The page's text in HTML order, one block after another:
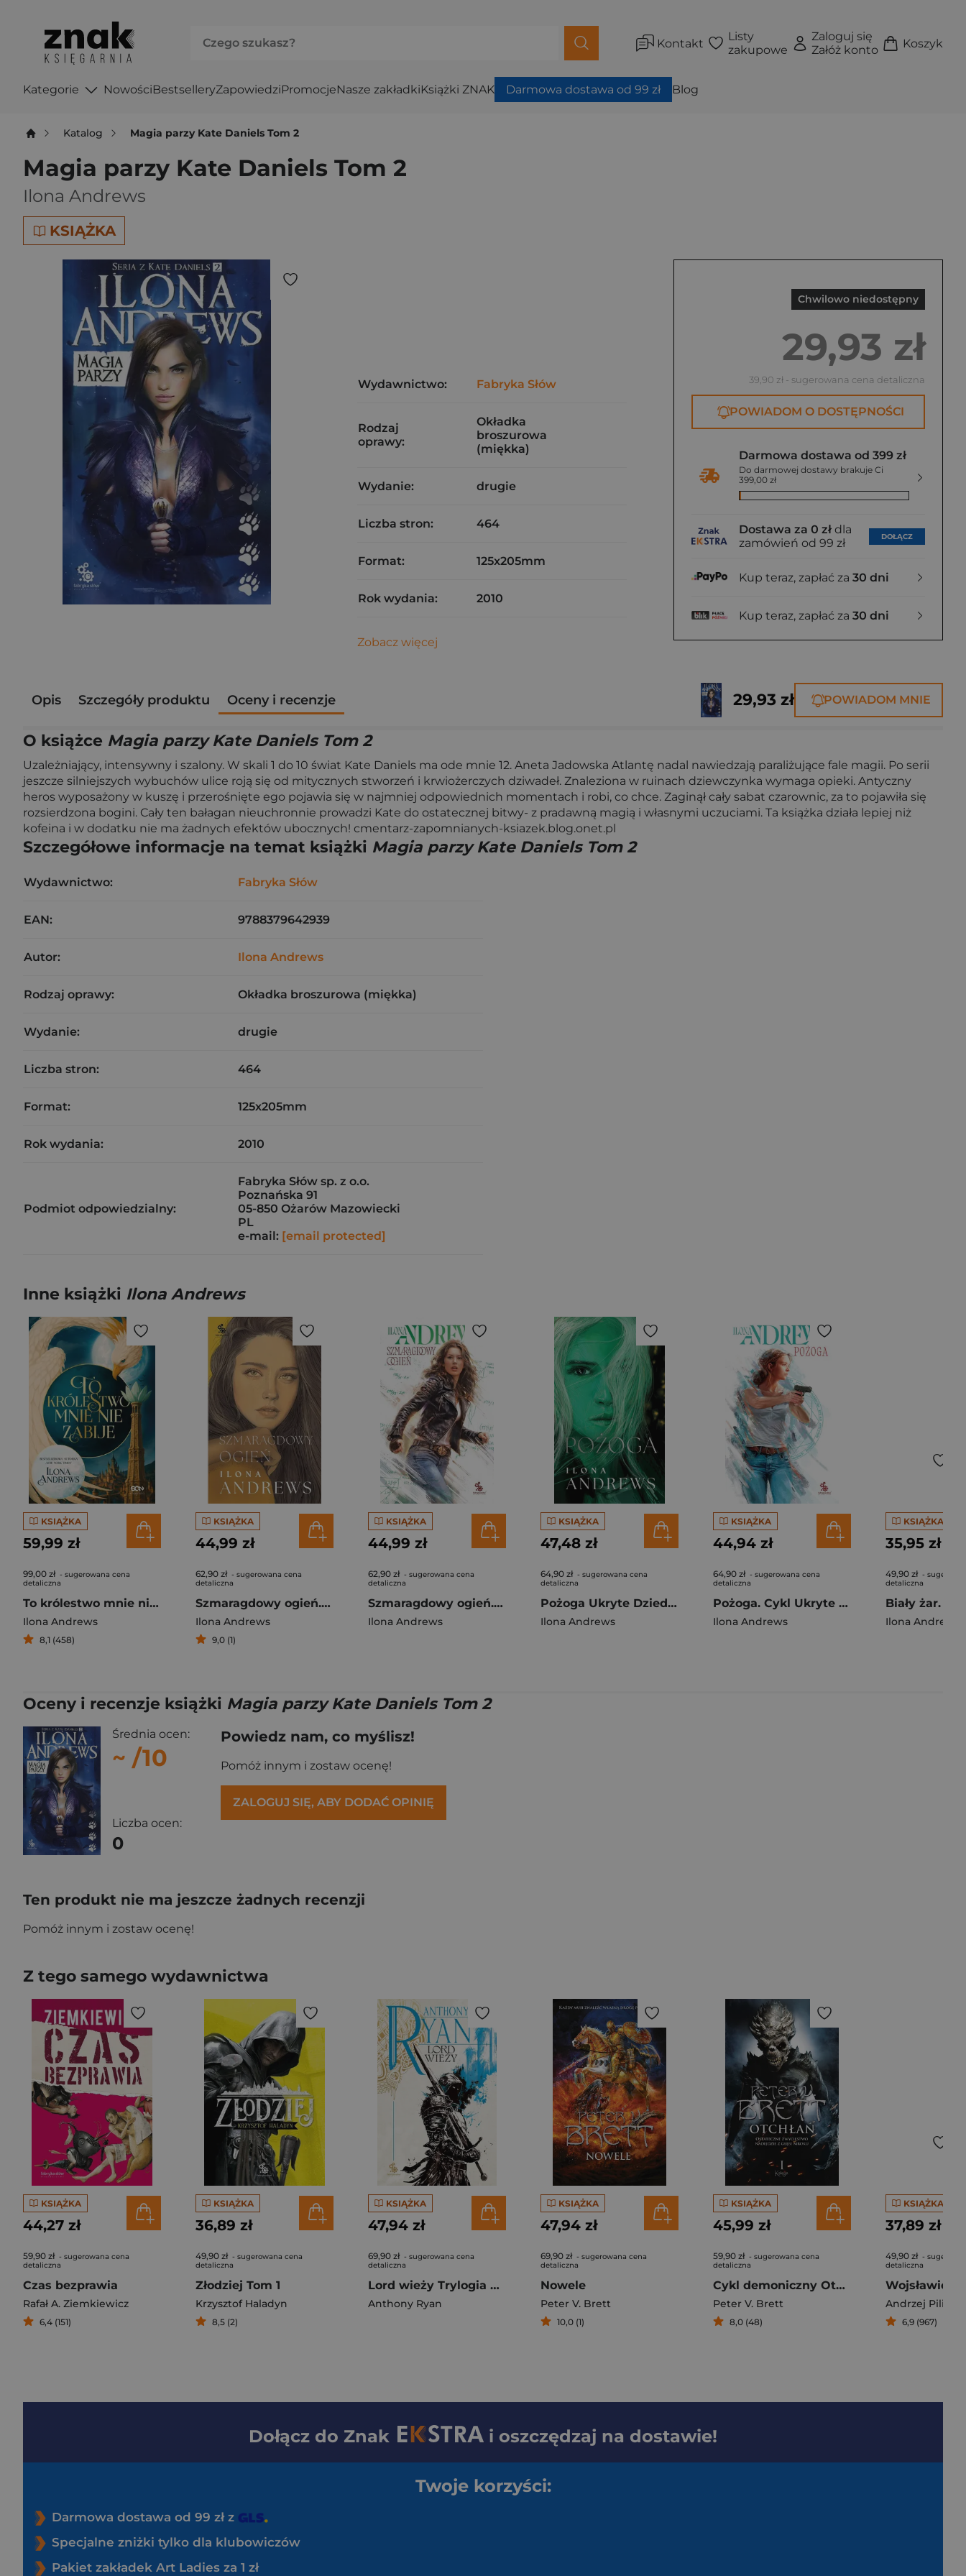
Kontakt
Listy
zakupowe
Zaloguj się
Załóż konto
Koszyk
Kategorie NowościBestselleryZapowiedziPromocjeNasze zakładkiKsiążki ZNAK Darmowa dostawa od 99 zł Blog
Katalog Magia parzy Kate Daniels Tom 2
Magia parzy Kate Daniels Tom 2
Ilona Andrews
KSIĄŻKA
Chwilowo niedostępny
29,93 zł
39,90 zł - sugerowana cena detaliczna
POWIADOM O DOSTĘPNOŚCI
Darmowa dostawa od 399 zł
Do darmowej dostawy brakuje Ci
399,00 zł
Dostawa za 0 zł dla
zamówień od 99 zł
DOŁĄCZ
Kup teraz, zapłać za 30 dni
Kup teraz, zapłać za 30 dni
Wydawnictwo: Fabryka Słów
Rodzaj
oprawy:
Okładka
broszurowa
(miękka)
Wydanie: drugie
Liczba stron: 464
Format: 125x205mm
Rok wydania: 2010
Zobacz więcej
Opis Szczegóły produktu Oceny i recenzje 29,93 zł POWIADOM MNIE
O książce Magia parzy Kate Daniels Tom 2
Uzależniający, intensywny i szalony. W skali 1 do 10 świat Kate Daniels ma ode mnie 12. Aneta Jadowska Atlantę nadal nawiedzają paraliżujące fale magii. Po serii
jeszcze silniejszych wybuchów ulice roją się od mitycznych stworzeń i krwiożerczych dziwadeł. Znaleziona w ruinach dziewczynka wymaga opieki. Antyczny
heros wyposażony w kuszę i przerośnięte ego pojawia się w najmniej odpowiednich momentach i robi, co chce. Zaginął cały sabat czarownic, za to pojawiła się
rozsierdzona bogini. Cały ten bałagan nieuchronnie prowadzi Kate do ostatecznej bitwy- z pradawną magią i własnymi uczuciami. Ta książka działa lepiej niż
kofeina i w dodatku nie ma żadnych efektów ubocznych! cmentarz-zapomnianych-ksiazek.blog.onet.pl
Szczegółowe informacje na temat książki Magia parzy Kate Daniels Tom 2
Wydawnictwo: Fabryka Słów
EAN: 9788379642939
Autor: Ilona Andrews
Rodzaj oprawy: Okładka broszurowa (miękka)
Wydanie: drugie
Liczba stron: 464
Format: 125x205mm
Rok wydania: 2010
Podmiot odpowiedzialny:
Fabryka Słów sp. z o.o.
Poznańska 91
05-850 Ożarów Mazowiecki
PL
e-mail: [email protected]
Inne książki Ilona Andrews
KSIĄŻKA
59,99 zł
99,00 zł - sugerowana cena
detaliczna
To królestwo mnie nie zabije
Ilona Andrews
8,1 (458)
KSIĄŻKA
44,99 zł
62,90 zł - sugerowana cena
detaliczna
Szmaragdowy ogień. Cykl Ukryte Dziedzictwo. Tom 5 (oprawa kolorowa)
Ilona Andrews
9,0 (1)
KSIĄŻKA
44,99 zł
62,90 zł - sugerowana cena
detaliczna
Szmaragdowy ogień. Cykl Ukryte Dziedzictwo. Tom 5 (oprawa biała)
Ilona Andrews
KSIĄŻKA
47,48 zł
64,90 zł - sugerowana cena
detaliczna
Pożoga Ukryte Dziedzictwo Tom 3 oprawa zielona
Ilona Andrews
KSIĄŻKA
44,94 zł
64,90 zł - sugerowana cena
detaliczna
Pożoga. Cykl Ukryte Dziedzictwo. Tom 3
Ilona Andrews
KSIĄŻKA
35,95 zł
49,90 zł -
detaliczna
Ilona Andrews
Oceny i recenzje książki Magia parzy Kate Daniels Tom 2
Średnia ocen:
~ /10
Liczba ocen:
0
Powiedz nam, co myślisz!
Pomóż innym i zostaw ocenę!
ZALOGUJ SIĘ, ABY DODAĆ OPINIĘ
Ten produkt nie ma jeszcze żadnych recenzji
Pomóż innym i zostaw ocenę!
Z tego samego wydawnictwa
KSIĄŻKA
44,27 zł
59,90 zł - sugerowana cena
detaliczna
Czas bezprawia
Rafał A. Ziemkiewicz
6,4 (151)
KSIĄŻKA
36,89 zł
49,90 zł - sugerowana cena
detaliczna
Złodziej Tom 1
Krzysztof Haladyn
8,5 (2)
KSIĄŻKA
47,94 zł
69,90 zł - sugerowana cena
detaliczna
Lord wieży Trylogia Kruczy Cień Tom 2
Anthony Ryan
KSIĄŻKA
47,94 zł
69,90 zł - sugerowana cena
detaliczna
Nowele
Peter V. Brett
10,0 (1)
KSIĄŻKA
45,99 zł
59,90 zł - sugerowana cena
detaliczna
Cykl demoniczny Otchłań Księga 1
Peter V. Brett
8,0 (48)
KSIĄŻKA
37,89 zł
49,90 zł -
detaliczna
Andrzej
6,9 (967)
Dołącz do Znak i oszczędzaj na dostawie!
Twoje korzyści:
Darmowa dostawa od 99 zł z
Specjalne zniżki tylko dla klubowiczów
Pakiet zakładek Art Ladies za 1 zł